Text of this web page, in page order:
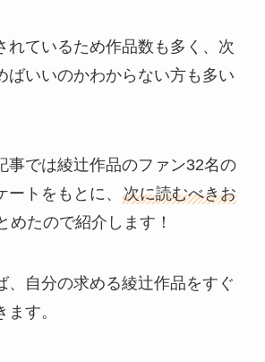
れているため作品数も多く、次
ばいいのかわからない方も多い
事では綾辻作品のファン32名の
トをもとに、 次に読むべきお
めたので紹介します！
、自分の求める綾辻作品をすぐ
す。